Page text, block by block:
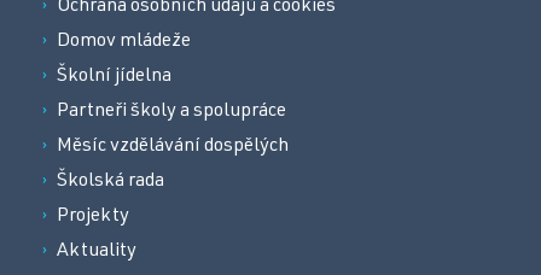
Ochrana osobních údajů a cookies
Domov mládeže
Školní jídelna
Partneři školy a spolupráce
Měsíc vzdělávání dospělých
Školská rada
Projekty
Aktuality